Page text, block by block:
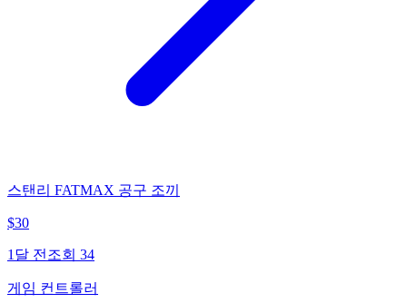
스탠리 FATMAX 공구 조끼
$30
1달 전 조회 34
게임 컨트롤러